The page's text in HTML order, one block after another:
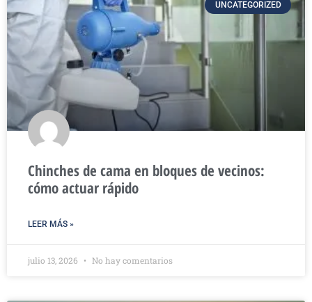
UNCATEGORIZED
Chinches de cama en bloques de vecinos:
cómo actuar rápido
LEER MÁS »
julio 13, 2026 No hay comentarios